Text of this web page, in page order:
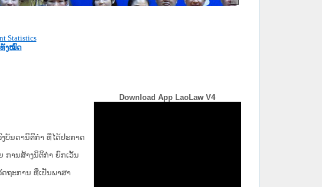
ງໝົດ
ບັນ​ດາ​ນິ​ຕິ​ກຳ ທີ່ໄດ້ປະກາດ
ການ​ສ້າງ​ນິ​ຕິ​ກຳ ຍົກ​ເວັ້ນ​
ຖະການ ທີ່ເປັນພາສາ
Download App LaoLaw V4